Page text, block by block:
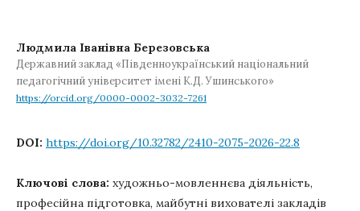
Людмила Іванівна Березовська
Державний заклад «Південноукраїнський національний
педагогічний університет імені К.Д. Ушинського»
https://orcid.org/0000-0002-3032-7261
DOI: https://doi.org/10.32782/2410-2075-2026-22.8
Ключові слова: художньо-мовленнєва діяльність,
професійна підготовка, майбутні вихователі закладів